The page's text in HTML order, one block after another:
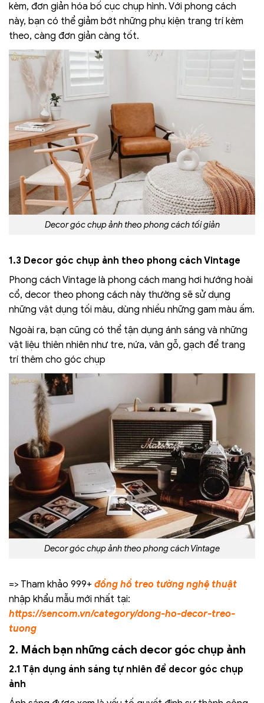
kèm, đơn giản hóa bố cục chụp hình. Với phong cách
này, bạn có thể giảm bớt những phụ kiện trang trí kèm
theo, càng đơn giản càng tốt.
Decor góc chụp ảnh theo phong cách tối giản
1.3 Decor góc chụp ảnh theo phong cách Vintage
Phong cách Vintage là phong cách mang hơi hướng hoài
cổ, decor theo phong cách này thường sẽ sử dụng
những vật dụng tối màu, dùng nhiều những gam màu ấm.
Ngoài ra, bạn cũng có thể tận dụng ánh sáng và những
vật liệu thiên nhiên như tre, nứa, vân gỗ, gạch để trang
trí thêm cho góc chụp
Decor góc chụp ảnh theo phong cách Vintage
=> Tham khảo 999+ đồng hồ treo tường nghệ thuật
nhập khẩu mẫu mới nhất tại:
https://sencom.vn/category/dong-ho-decor-treo-
tuong
2. Mách bạn những cách decor góc chụp ảnh
2.1 Tận dụng ánh sáng tự nhiên để decor góc chụp
ảnh